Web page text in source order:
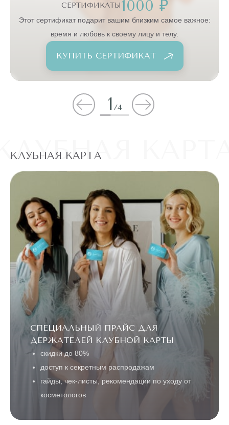
СЕРТИФИКАТЫ1000 ₽
Этот сертификат подарит вашим близким самое важное:
время и любовь к своему лицу и телу.
КУПИТЬ СЕРТИФИКАТ
1/4
КЛУБНАЯ КАРТА
СПЕЦИАЛЬНЫЙ ПРАЙС ДЛЯ
ДЕРЖАТЕЛЕЙ КЛУБНОЙ КАРТЫ
скидки до 80%
доступ к секретным распродажам
гайды, чек-листы, рекомендации по уходу от
косметологов